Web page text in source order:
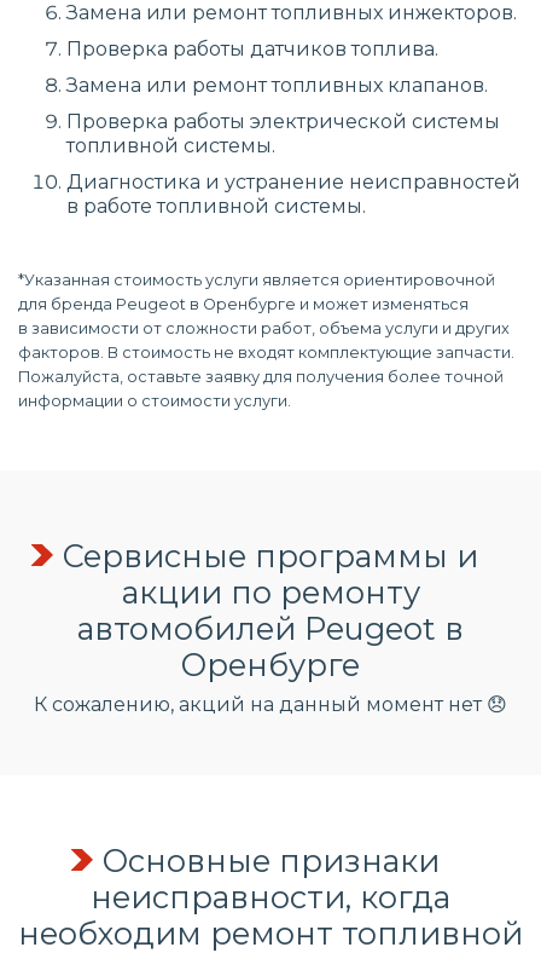
Замена или ремонт топливных инжекторов.
Проверка работы датчиков топлива.
Замена или ремонт топливных клапанов.
Проверка работы электрической системы
топливной системы.
Диагностика и устранение неисправностей
в работе топливной системы.
*Указанная стоимость услуги является ориентировочной
для бренда Peugeot в Оренбурге и может изменяться
в зависимости от сложности работ, объема услуги и других
факторов. В стоимость не входят комплектующие запчасти.
Пожалуйста, оставьте заявку для получения более точной
информации о стоимости услуги.
Сервисные программы и
акции по ремонту
автомобилей Peugeot в
Оренбурге
К сожалению, акций на данный момент нет 😞
Основные признаки
неисправности, когда
необходим ремонт топливной